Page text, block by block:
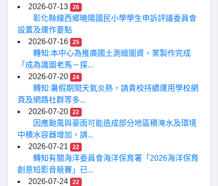
2026-07-13 26
彰化縣線西鄉曉陽國民小學學生申訴評議委員會
設置及運作要點
2026-07-16
25
轉知:本中心為推廣國土測繪圖資，業製作完成
「成為識圖老馬－探...
2026-07-20
24
轉知:暑假期間天氣炎熱，請貴校持續運用學校網
頁及網路社群等多...
2026-07-20
22
因應颱風與豪雨可能造成部分地區積淹水及環境
中積水容器增加，請...
2026-07-21
22
轉知有關海洋委員會海洋保育署「2026海洋保育
創意短影音競賽」已...
2026-07-24
22